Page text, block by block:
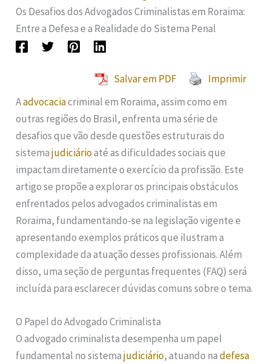
Os Desafios dos Advogados Criminalistas em Roraima:
Entre a Defesa e a Realidade do Sistema Penal
Salvar em PDF
Imprimir
Aadvocaciacriminal em Roraima, assim como em
outras regiões do Brasil, enfrenta uma série de
desafios que vão desde questões estruturais do
sistemajudiciárioaté as dificuldades sociais que
impactam diretamente o exercício da profissão. Este
artigo se propõe a explorar os principais obstáculos
enfrentados pelos advogados criminalistas em
Roraima, fundamentando-se na legislação vigente e
apresentando exemplos práticos que ilustram a
complexidade da atuação desses profissionais. Além
disso, uma seção de perguntas frequentes (FAQ) será
incluída para esclarecer dúvidas comuns sobre o tema.
O Papel do Advogado Criminalista
O advogado criminalista desempenha um papel
fundamental no sistemajudiciário, atuando nadefesa